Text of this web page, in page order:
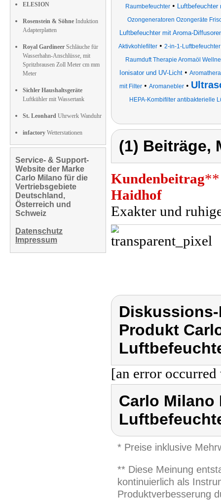
ELESION
Rosenstein & Söhne Induktion
Adapterplatten
Royal Gardineer Schläuche für
Wasserhahn-Anschlüsse, mit
Spritzbrausen Zoll Meter cm mm
Meter
Sichler Haushaltsgeräte
Luftkühler mit Wassertank
St. Leonhard Uhrwerk Wanduhr
infactory Wetterstationen
Service- & Support-
Website der Marke
Carlo Milano für die
Vertriebsgebiete
Deutschland,
Österreich und
Schweiz
Datenschutz
Impressum
Raumbefeuchter •
Ozongeneratoren Ozongeräte
Luftbefeuchter mit Aroma-
Aktivkohlefilter • 2-in-1-Luftbefeuchter
Raumduft Therapie Aromaöl
Ionisator und UV-Licht •
mit Filter• Aromanebler•
HEPA-Kombifilter antibakterielle
(1) Beiträge,
Kundenbeitrag**
Haidhof
Exakter und
Produkt
[an error
Carlo Milano
* Preise inklusive
** Diese Meinung
kontinuierlich als
Produktverbesserung